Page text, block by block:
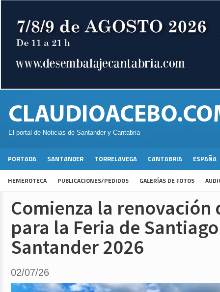
El portal de Noticias de Santander y Cantabria
PORTADA SANTANDER TORRELAVEGA CANTABRIA ESPAÑA
HEMEROTECA PUBLICACIONES/PEDIDOS GALERÍAS DE FOTOS
Comienza la renovación
para la Feria de
Santander 2026
02/07/26